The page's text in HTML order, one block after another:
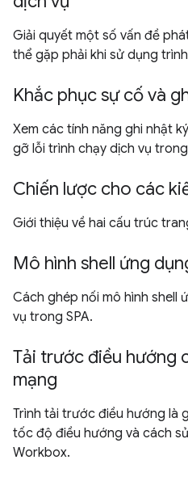
Giải quyết một số vấn đề
thể gặp phải khi sử dụng
Khắc phục sự cố và
Xem các tính năng ghi nhật
gỡ lỗi trình chạy dịch vụ
Chiến lược cho các
Giới thiệu về hai cấu trúc
Mô hình shell ứng
Cách ghép nối mô hình shell
vụ trong SPA.
Tải trước điều hướng
mạng
Trình tải trước điều hướng là
tốc độ điều hướng và cách
Workbox.